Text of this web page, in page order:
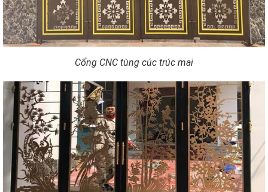
Cổng CNC tùng cúc trúc mai